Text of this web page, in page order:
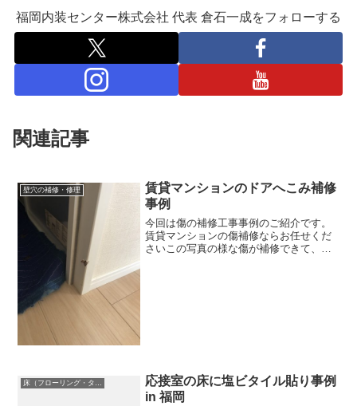
福岡内装センター株式会社 代表 倉石一成をフォローする
関連記事
壁穴の補修・修理
賃貸マンションのドアへこみ補修
事例
今回は傷の補修工事事例のご紹介です。
賃貸マンションの傷補修ならお任せくだ
さいこの写真の様な傷が補修できて、し
床（フローリング・タイル・カーペット）
応接室の床に塩ビタイル貼り事例
in 福岡